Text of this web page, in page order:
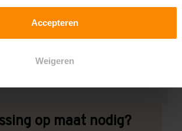
Accepteren
Weigeren
liggerniveau:
op maat nodig?